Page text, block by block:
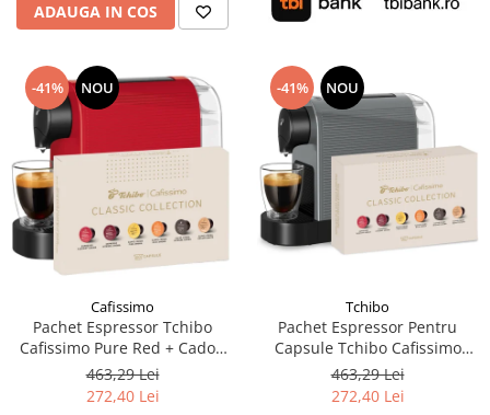
ADAUGA IN COS
-41% NOU
Cafissimo
Pachet Espressor Tchibo
Cafissimo Pure Red + Cadou
60 de Capsule Cafissimo
Classic Collection
463,29 Lei
272,40 Lei
-41% NOU
Tchibo
Pachet Espressor Pentru
Capsule Tchibo Cafissimo
Pure Grey + TCHIBO
CAFISSIMO Set Capsule 6
Sortimente - Bundle
463,29 Lei
272,40 Lei